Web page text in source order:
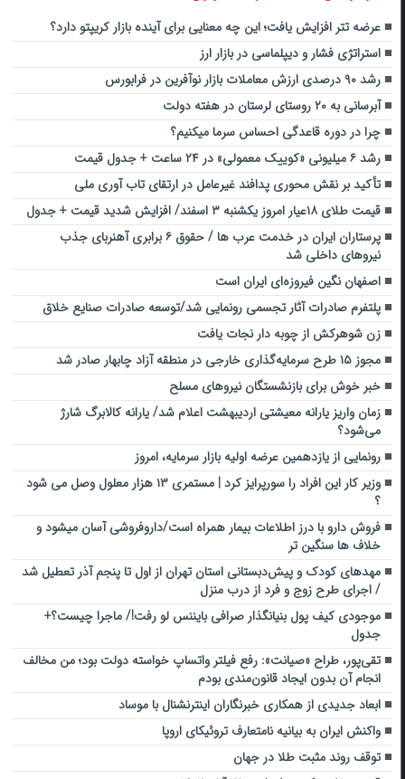
عرضه تتر افزایش یافت؛ این چه معنایی برای آینده بازار کریپتو دارد؟
استراتژی فشار و دیپلماسی در بازار ارز
رشد ۹۰ درصدی ارزش معاملات بازار نوآفرین در فرابورس
آبرسانی به ۲۰ روستای لرستان در هفته دولت
چرا در دوره قاعدگی احساس سرما میکنیم؟
رشد ۶ میلیونی «کوییک معمولی» در ۲۴ ساعت + جدول قیمت
تأکید بر نقش محوری پدافند غیرعامل در ارتقای تاب آوری ملی
قیمت طلای ۱۸عیار امروز یکشنبه ۳ اسفند/ افزایش شدید قیمت + جدول
پرستاران ایران در خدمت عرب ها / حقوق ۶ برابری آهنربای جذب
نیروهای داخلی شد
اصفهان نگین فیروزه‌ای ایران است
پلتفرم صادرات آثار تجسمی رونمایی شد/توسعه صادرات صنایع خلاق
زن شوهرکش از چوبه دار نجات یافت
مجوز ۱۵ طرح سرمایه‌گذاری خارجی در منطقه آزاد چابهار صادر شد
خبر خوش برای بازنشستگان نیروهای مسلح
زمان واریز یارانه معیشتی اردیبهشت اعلام شد/ یارانه کالابرگ شارژ
می‌شود؟
رونمایی از یازدهمین عرضه اولیه بازار سرمایه، امروز
وزیر کار این افراد را سورپرایز کرد | مستمری ۱۳ هزار معلول وصل می شود
؟
فروش دارو با درز اطلاعات بیمار همراه است/داروفروشی آسان میشود و
خلاف ها سنگین تر
مهدهای کودک و پیش‌دبستانی استان تهران از اول تا پنجم آذر تعطیل شد
/ اجرای طرح زوج و فرد از درب منزل
موجودی کیف پول بنیانگذار صرافی بایننس لو رفت!/ ماجرا چیست؟+
جدول
تقی‌پور، طراح «صیانت»: رفع فیلتر واتساپ خواسته دولت بود؛ من مخالف
انجام آن بدون ایجاد قانون‌مندی بودم
ابعاد جدیدی از همکاری خبرنگاران اینترنشنال با موساد
واکنش ایران به بیانیه نامتعارف تروئیکای اروپا
توقف روند مثبت طلا در جهان